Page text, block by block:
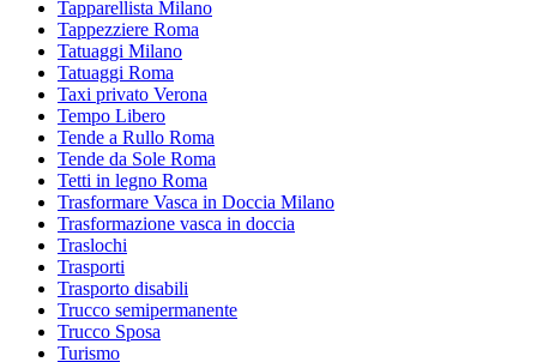
Tapparellista Milano
Tappezziere Roma
Tatuaggi Milano
Tatuaggi Roma
Taxi privato Verona
Tempo Libero
Tende a Rullo Roma
Tende da Sole Roma
Tetti in legno Roma
Trasformare Vasca in Doccia Milano
Trasformazione vasca in doccia
Traslochi
Trasporti
Trasporto disabili
Trucco semipermanente
Trucco Sposa
Turismo